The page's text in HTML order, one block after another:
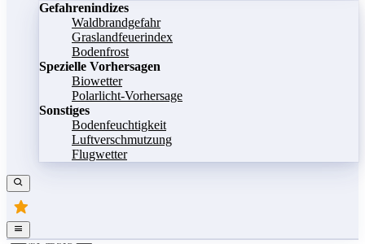
Gefahrenindizes
Waldbrandgefahr
Graslandfeuerindex
Bodenfrost
Spezielle Vorhersagen
Biowetter
Polarlicht-Vorhersage
Sonstiges
Bodenfeuchtigkeit
Luftverschmutzung
Flugwetter